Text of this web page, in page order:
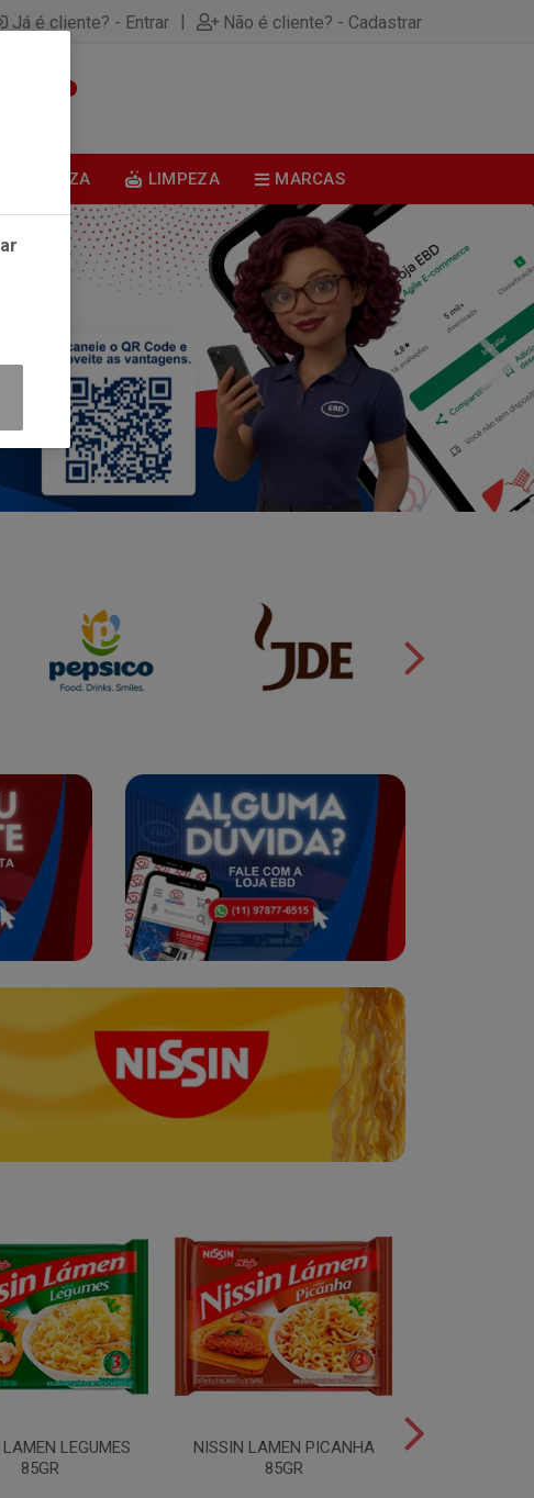
Já é cliente? - Entrar | Não é cliente? - Cadastrar
E BELEZA LIMPEZA MARCAS
LEGUMES
85GR
NISSIN LAMEN PICANHA
85GR